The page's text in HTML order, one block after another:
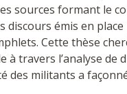
sources formant le
discours émis en
Cette thèse
à travers l’analyse de
des militants a